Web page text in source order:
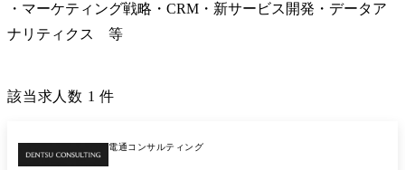
・マーケティング戦略・CRM・新サービス開発・データア
ナリティクス　等
該当求人数 1 件
電通コンサルティング